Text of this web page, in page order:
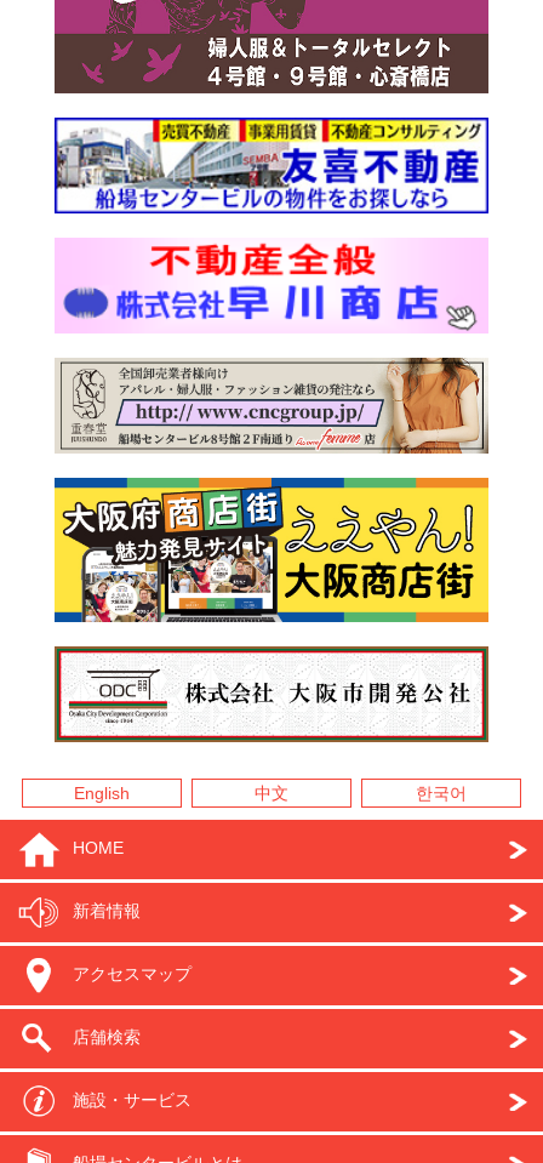
English 中文 한국어
HOME
新着情報
アクセスマップ
店舗検索
施設・サービス